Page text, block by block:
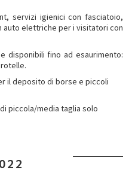
servizi igienici con fasciatoio,
elettriche per i visitatori con
disponibili fino ad esaurimento:
il deposito di borse e piccoli
piccola/media taglia solo